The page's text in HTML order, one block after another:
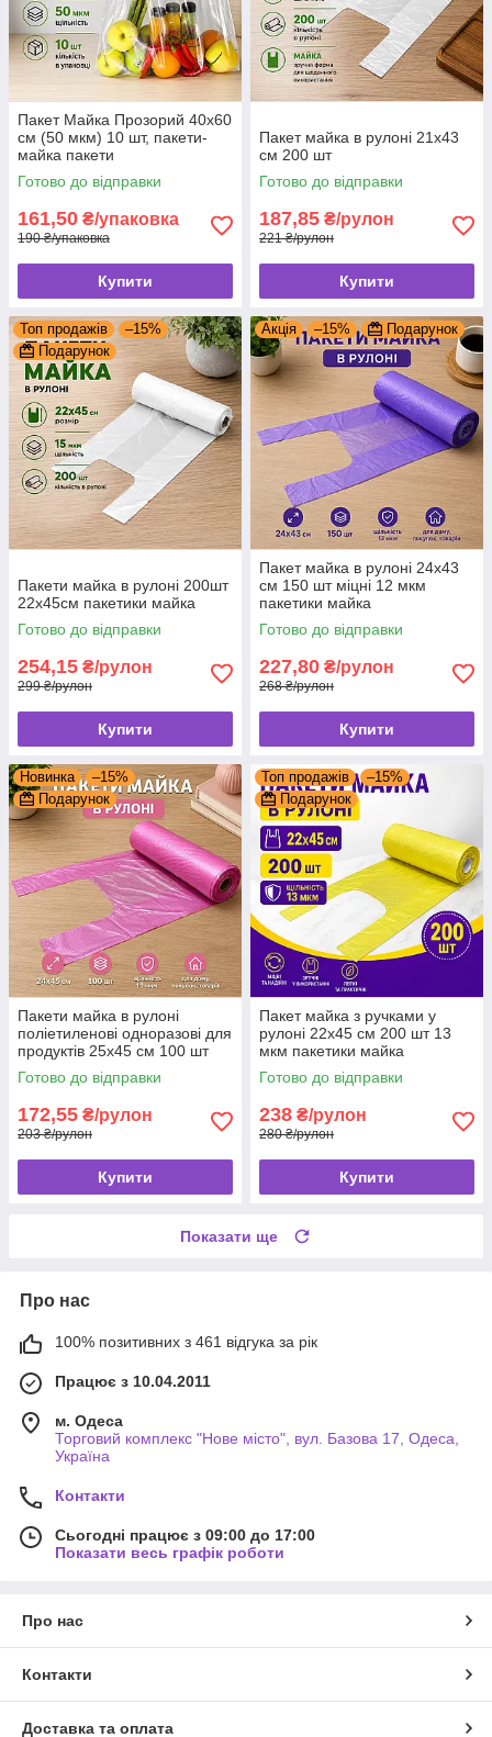
Пакет Майка Прозорий 40x60
см (50 мкм) 10 шт, пакети-
майка пакети
Готово до відправки
161,50 ₴/упаковка
190 ₴/упаковка
Купити
Пакет майка в рулоні 21х43
см 200 шт
Готово до відправки
187,85 ₴/рулон
221 ₴/рулон
Купити
Топ продажів
–15%
Подарунок
Пакети майка в рулоні 200шт
22х45см пакетики майка
Готово до відправки
254,15 ₴/рулон
299 ₴/рулон
Купити
Акція –15% Подарунок
Пакет майка в рулоні 24x43
см 150 шт міцні 12 мкм
пакетики майка
Готово до відправки
227,80 ₴/рулон
268 ₴/рулон
Купити
Новинка
–15%
Подарунок
Пакети майка в рулоні
поліетиленові одноразові для
продуктів 25x45 см 100 шт
пакетики майка
Готово до відправки
172,55 ₴/рулон
203 ₴/рулон
Купити
Топ продажів
–15%
Подарунок
Пакет майка з ручками у
рулоні 22х45 см 200 шт 13
мкм пакетики майка
Готово до відправки
238 ₴/рулон
280 ₴/рулон
Купити
Показати ще
Про нас
100% позитивних з 461 відгука за рік
Працює з 10.04.2011
м. Одеса
Торговий комплекс "Нове місто", вул. Базова 17, Одеса,
Україна
Контакти
Сьогодні працює з 09:00 до 17:00
Показати весь графік роботи
Про нас
Контакти
Доставка та оплата